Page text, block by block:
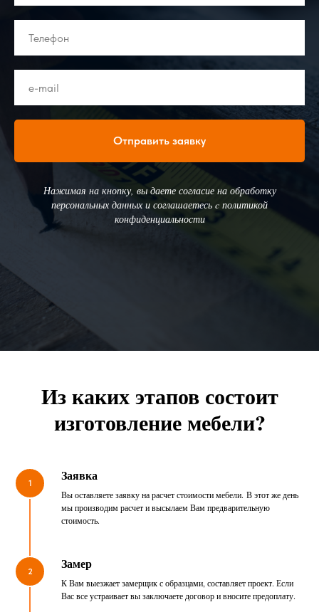
Отправить заявку
Нажимая на кнопку, вы даете согласие на обработку
персональных данных и соглашаетесь c политикой
конфиденциальности
Из каких этапов состоит
изготовление мебели?
1 Заявка
Вы оставляете заявку на расчет стоимости мебели. В этот же день
мы производим расчет и высылаем Вам предварительную
стоимость.
2 Замер
К Вам выезжает замерщик с образцами, составляет проект. Если
Вас все устраивает вы заключаете договор и вносите предоплату.